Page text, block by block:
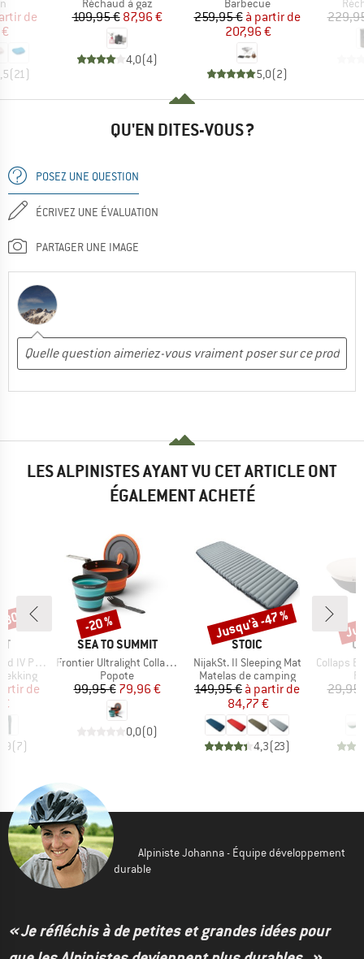
réduit
de
(21 )
Prix
109,95 €Prix réduit
87,96 €
4,0(4)
Prix
259,95 € Prix réduit
à partir de
207,96 €
5,0(2)
QU'EN DITES-VOUS ?
POSEZ UNE QUESTION
ÉCRIVEZ UNE ÉVALUATION
PARTAGER UNE IMAGE
LES ALPINISTES AYANT VU CET ARTICLE ONT
ÉGALEMENT ACHETÉ
Pants
réduit
de
(7)
%
MARQUE
SEA TO SUMMIT
Article
Frontier Ultralight Collapsible One Pot Cook Set
Product group
Popote
Prix
99,95 €Prix réduit
79,96 €
0,0(0)
Remise
-20 %
MARQUE
STOIC
Article
NijakSt. II Sleeping Mat
Product group
Matelas de camping
Prix
149,95 € Prix réduit
à partir de
84,77 €
4,3(23)
Remise
Jusqu'à -47 %
Article
Collaps
29,95
Alpiniste Johanna - Équipe développement
durable
« Je réfléchis à de petites et grandes idées pour